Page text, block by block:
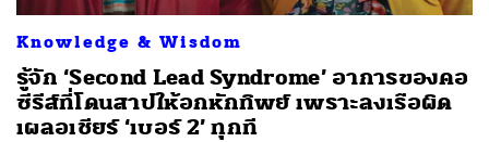
Knowledge & Wisdom
รู้จัก ‘Second Lead Syndrome’ อาการของคอ
ซีรีส์ที่โดนสาปให้อกหักทิพย์ เพราะลงเรือผิด
เผลอเชียร์ ‘เบอร์ 2’ ทุกที